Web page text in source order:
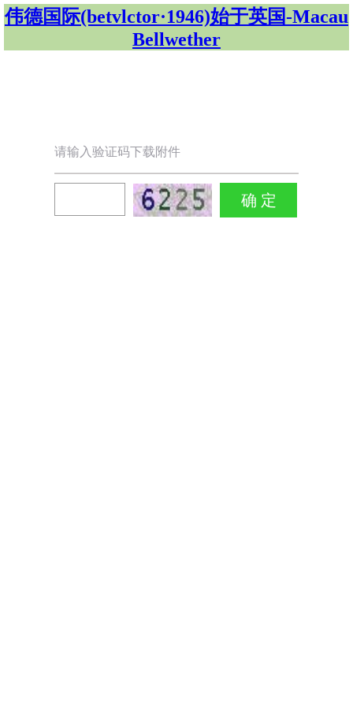
伟德国际(betvlctor·1946)始于英国-Macau
Bellwether
请输入验证码下载附件